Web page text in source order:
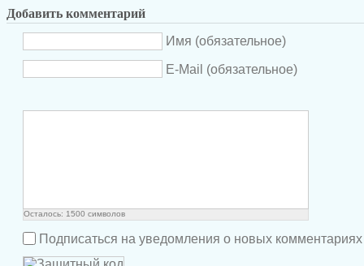
Добавить комментарий
Имя (обязательное)
E-Mail (обязательное)
Осталось: 1500 символов
Подписаться на уведомления о новых комментариях